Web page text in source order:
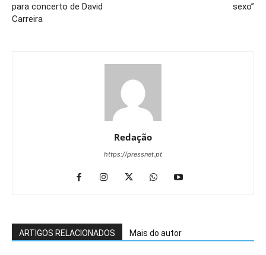
para concerto de David
Carreira
sexo”
Redação
https://pressnet.pt
ARTIGOS RELACIONADOS Mais do autor